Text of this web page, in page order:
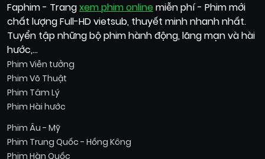
Faphim - Trangxem phim online miễn phí - Phim mới
chất lượng Full-HD vietsub, thuyết minh nhanh nhất.
Tuyển tập những bộ phim hành động, lãng mạn và hài
hước,...
Phim Viễn tưởng
Phim Võ Thuật
Phim Tâm Lý
Phim Hài hước
Phim Âu - Mỹ
Phim Trung Quốc - Hồng Kông
Phim Hàn Quốc